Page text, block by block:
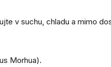
v suchu, chladu a mimo
Morhua).